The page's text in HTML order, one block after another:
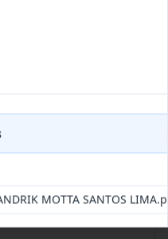
presente
jurídica para
de...
MOTTA SANTOS